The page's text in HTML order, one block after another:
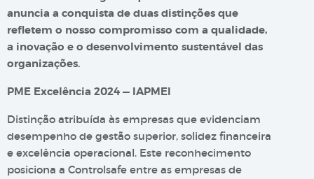
anuncia a conquista de duas distinções que
refletem o nosso compromisso com a qualidade,
a inovação e o desenvolvimento sustentável das
organizações.
PME Excelência 2024 — IAPMEI
Distinção atribuída às empresas que evidenciam
desempenho de gestão superior, solidez financeira
e excelência operacional. Este reconhecimento
posiciona a Controlsafe entre as empresas de